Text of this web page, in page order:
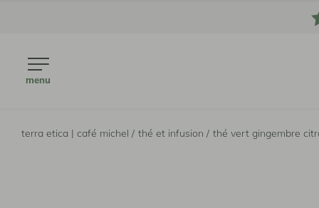
menu
terra etica | café michel / thé et infusion / thé vert gingembre